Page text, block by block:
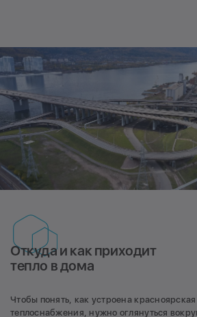
Откуда и как приходит
тепло в дома
Чтобы понять, как устроена
теплоснабжения, нужно оглянуться